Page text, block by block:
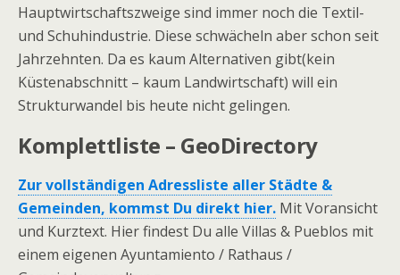
Hauptwirtschaftszweige sind immer noch die Textil-
und Schuhindustrie. Diese schwächeln aber schon seit
Jahrzehnten. Da es kaum Alternativen gibt(kein
Küstenabschnitt – kaum Landwirtschaft) will ein
Strukturwandel bis heute nicht gelingen.
Komplettliste – GeoDirectory
Zur vollständigen Adressliste aller Städte &
Gemeinden, kommst Du direkt hier. Mit Voransicht
und Kurztext. Hier findest Du alle Villas & Pueblos mit
einem eigenen Ayuntamiento / Rathaus /